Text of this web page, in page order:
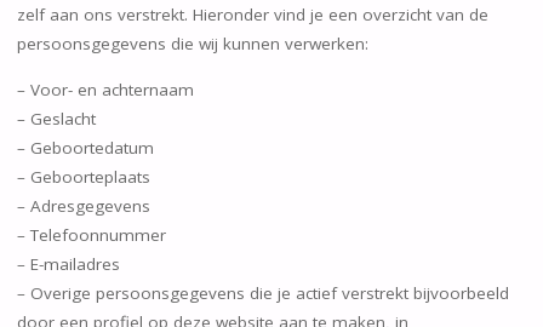
zelf aan ons verstrekt. Hieronder vind je een overzicht van de
persoonsgegevens die wij kunnen verwerken:
– Voor- en achternaam
– Geslacht
– Geboortedatum
– Geboorteplaats
– Adresgegevens
– Telefoonnummer
– E-mailadres
– Overige persoonsgegevens die je actief verstrekt bijvoorbeeld
door een profiel op deze website aan te maken, in